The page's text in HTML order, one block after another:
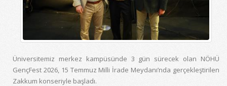
Üniversitemiz merkez kampüsünde 3 gün sürecek olan NÖHÜ
GençFest 2026, 15 Temmuz Milli İrade Meydanı’nda gerçekleştirilen
Zakkum konseriyle başladı.